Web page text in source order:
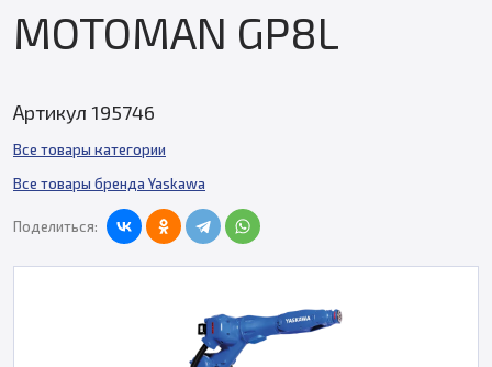
MOTOMAN GP8L
Артикул 195746
Все товары категории
Все товары бренда Yaskawa
Поделиться: